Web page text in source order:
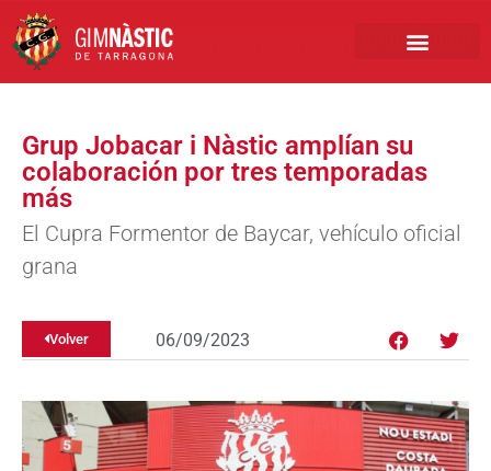
Grup Jobacar i Nàstic amplían su
colaboración por tres temporadas
más
El Cupra Formentor de Baycar, vehículo oficial
grana
Volver 06/09/2023